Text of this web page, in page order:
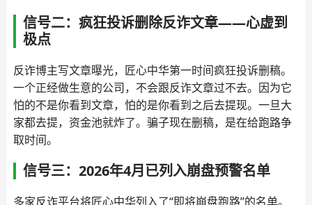
信号二：疯狂投诉删除反诈文章——心虚到
极点
反诈博主写文章曝光，匠心中华第一时间疯狂投诉删稿。
一个正经做生意的公司，不会跟反诈文章过不去。因为它
怕的不是你看到文章，怕的是你看到之后去提现。一旦大
家都去提，资金池就炸了。骗子现在删稿，是在给跑路争
取时间。
信号三：2026年4月已列入崩盘预警名单
多家反诈平台将匠心中华列入了“即将崩盘跑路”的名单。